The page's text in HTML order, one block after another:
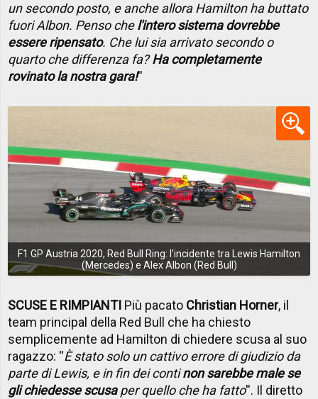
un secondo posto, e anche allora Hamilton ha buttato
fuori Albon. Penso chel'intero sistema dovrebbe
essere ripensato. Che lui sia arrivato secondo o
quarto che differenza fa?Ha completamente
rovinato la nostra gara!''
F1 GP Austria 2020, Red Bull Ring: l'incidente tra Lewis Hamilton
(Mercedes) e Alex Albon (Red Bull)
SCUSE E RIMPIANTI Più pacato Christian Horner, il
team principal della Red Bull che ha chiesto
semplicemente ad Hamilton di chiedere scusa al suo
ragazzo: ''È stato solo un cattivo errore di giudizio da
parte di Lewis, e in fin dei continon sarebbe male se
gli chiedesse scusaper quello che ha fatto''. Il diretto